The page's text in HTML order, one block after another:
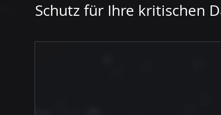
Schutz für Ihre kritischen